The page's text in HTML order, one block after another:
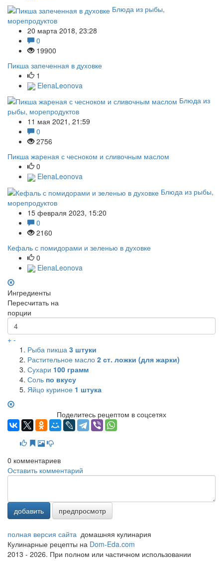
Блюда из рыбы,
морепродуктов
20 марта 2018, 23:28
0
19900
Пикша запеченная в духовке
1
ElenaLeonova
Блюда из
рыбы, морепродуктов
11 мая 2021, 21:59
0
2756
Пикша жареная с чесноком и сливочным маслом
0
ElenaLeonova
Блюда из рыбы,
морепродуктов
15 февраля 2023, 15:20
0
2160
Кефаль с помидорами и зеленью в духовке
0
ElenaLeonova
Ингредиенты
Пересчитать на
порции
+ -
Рыба пикша 3 штуки
Растительное масло 2 ст. ложки (для жарки)
Сухари 100 грамм
Соль по вкусу
Яйцо куриное 1 штука
Поделитесь рецептом в соцсетях
0 комментариев
Оставить комментарий
добавить предпросмотр
полная версия сайта домашняя кулинария
Кулинарные рецепты на Dom-Eda.com
2013 - 2026. При полном или частичном использовании